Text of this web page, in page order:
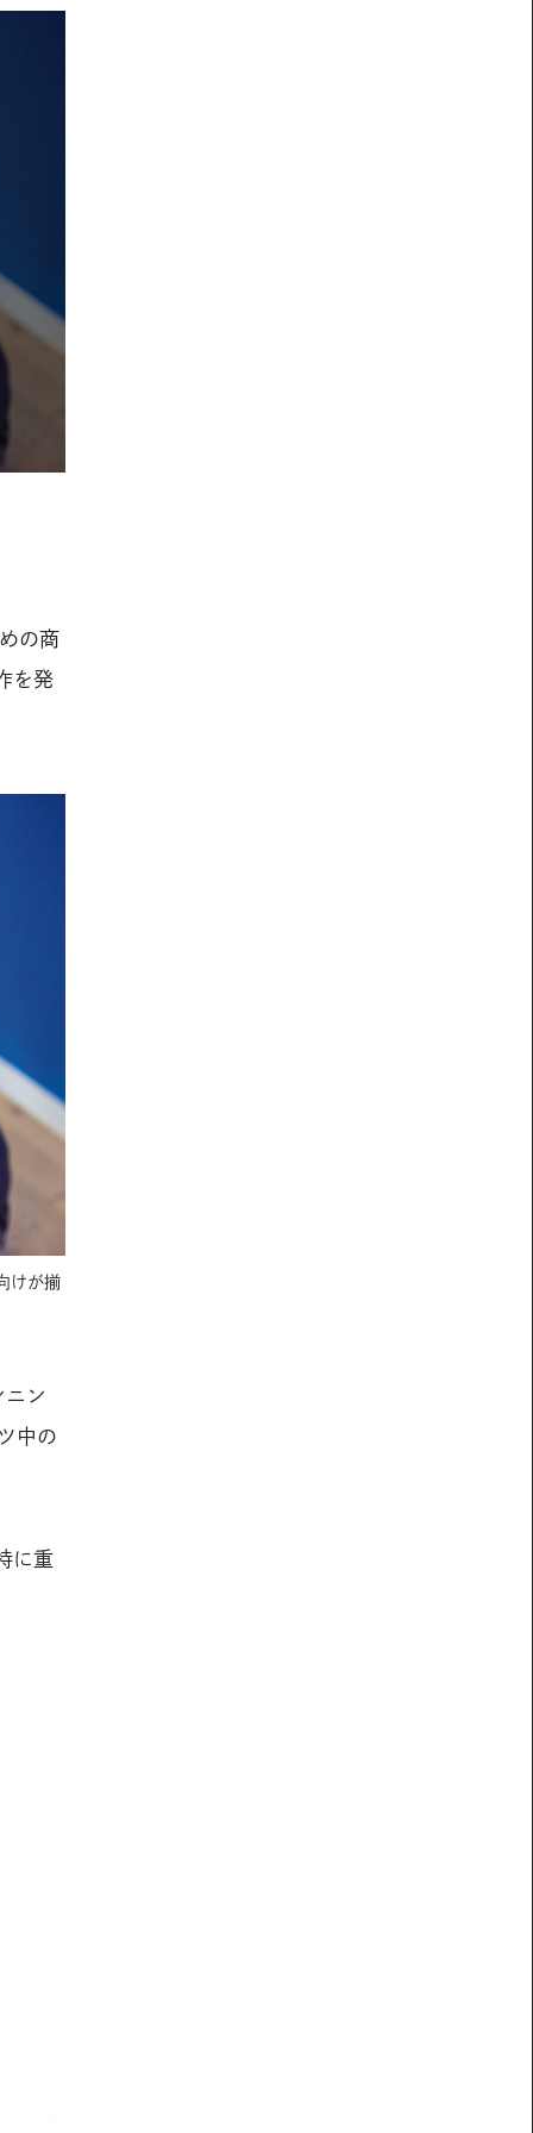
の商
を発
けが揃
ン
中の
に重